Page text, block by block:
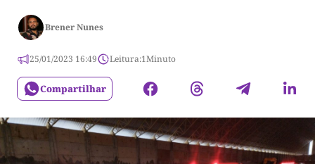
Brener Nunes
25/01/2023 16:49 Leitura:1Minuto
Compartilhar